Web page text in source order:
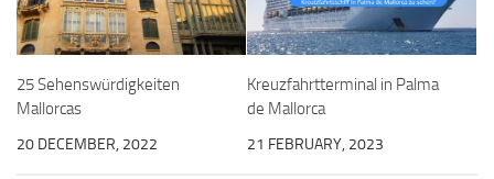
25 Sehenswürdigkeiten
Mallorcas
20 DECEMBER, 2022
Kreuzfahrtterminal in Palma
de Mallorca
21 FEBRUARY, 2023